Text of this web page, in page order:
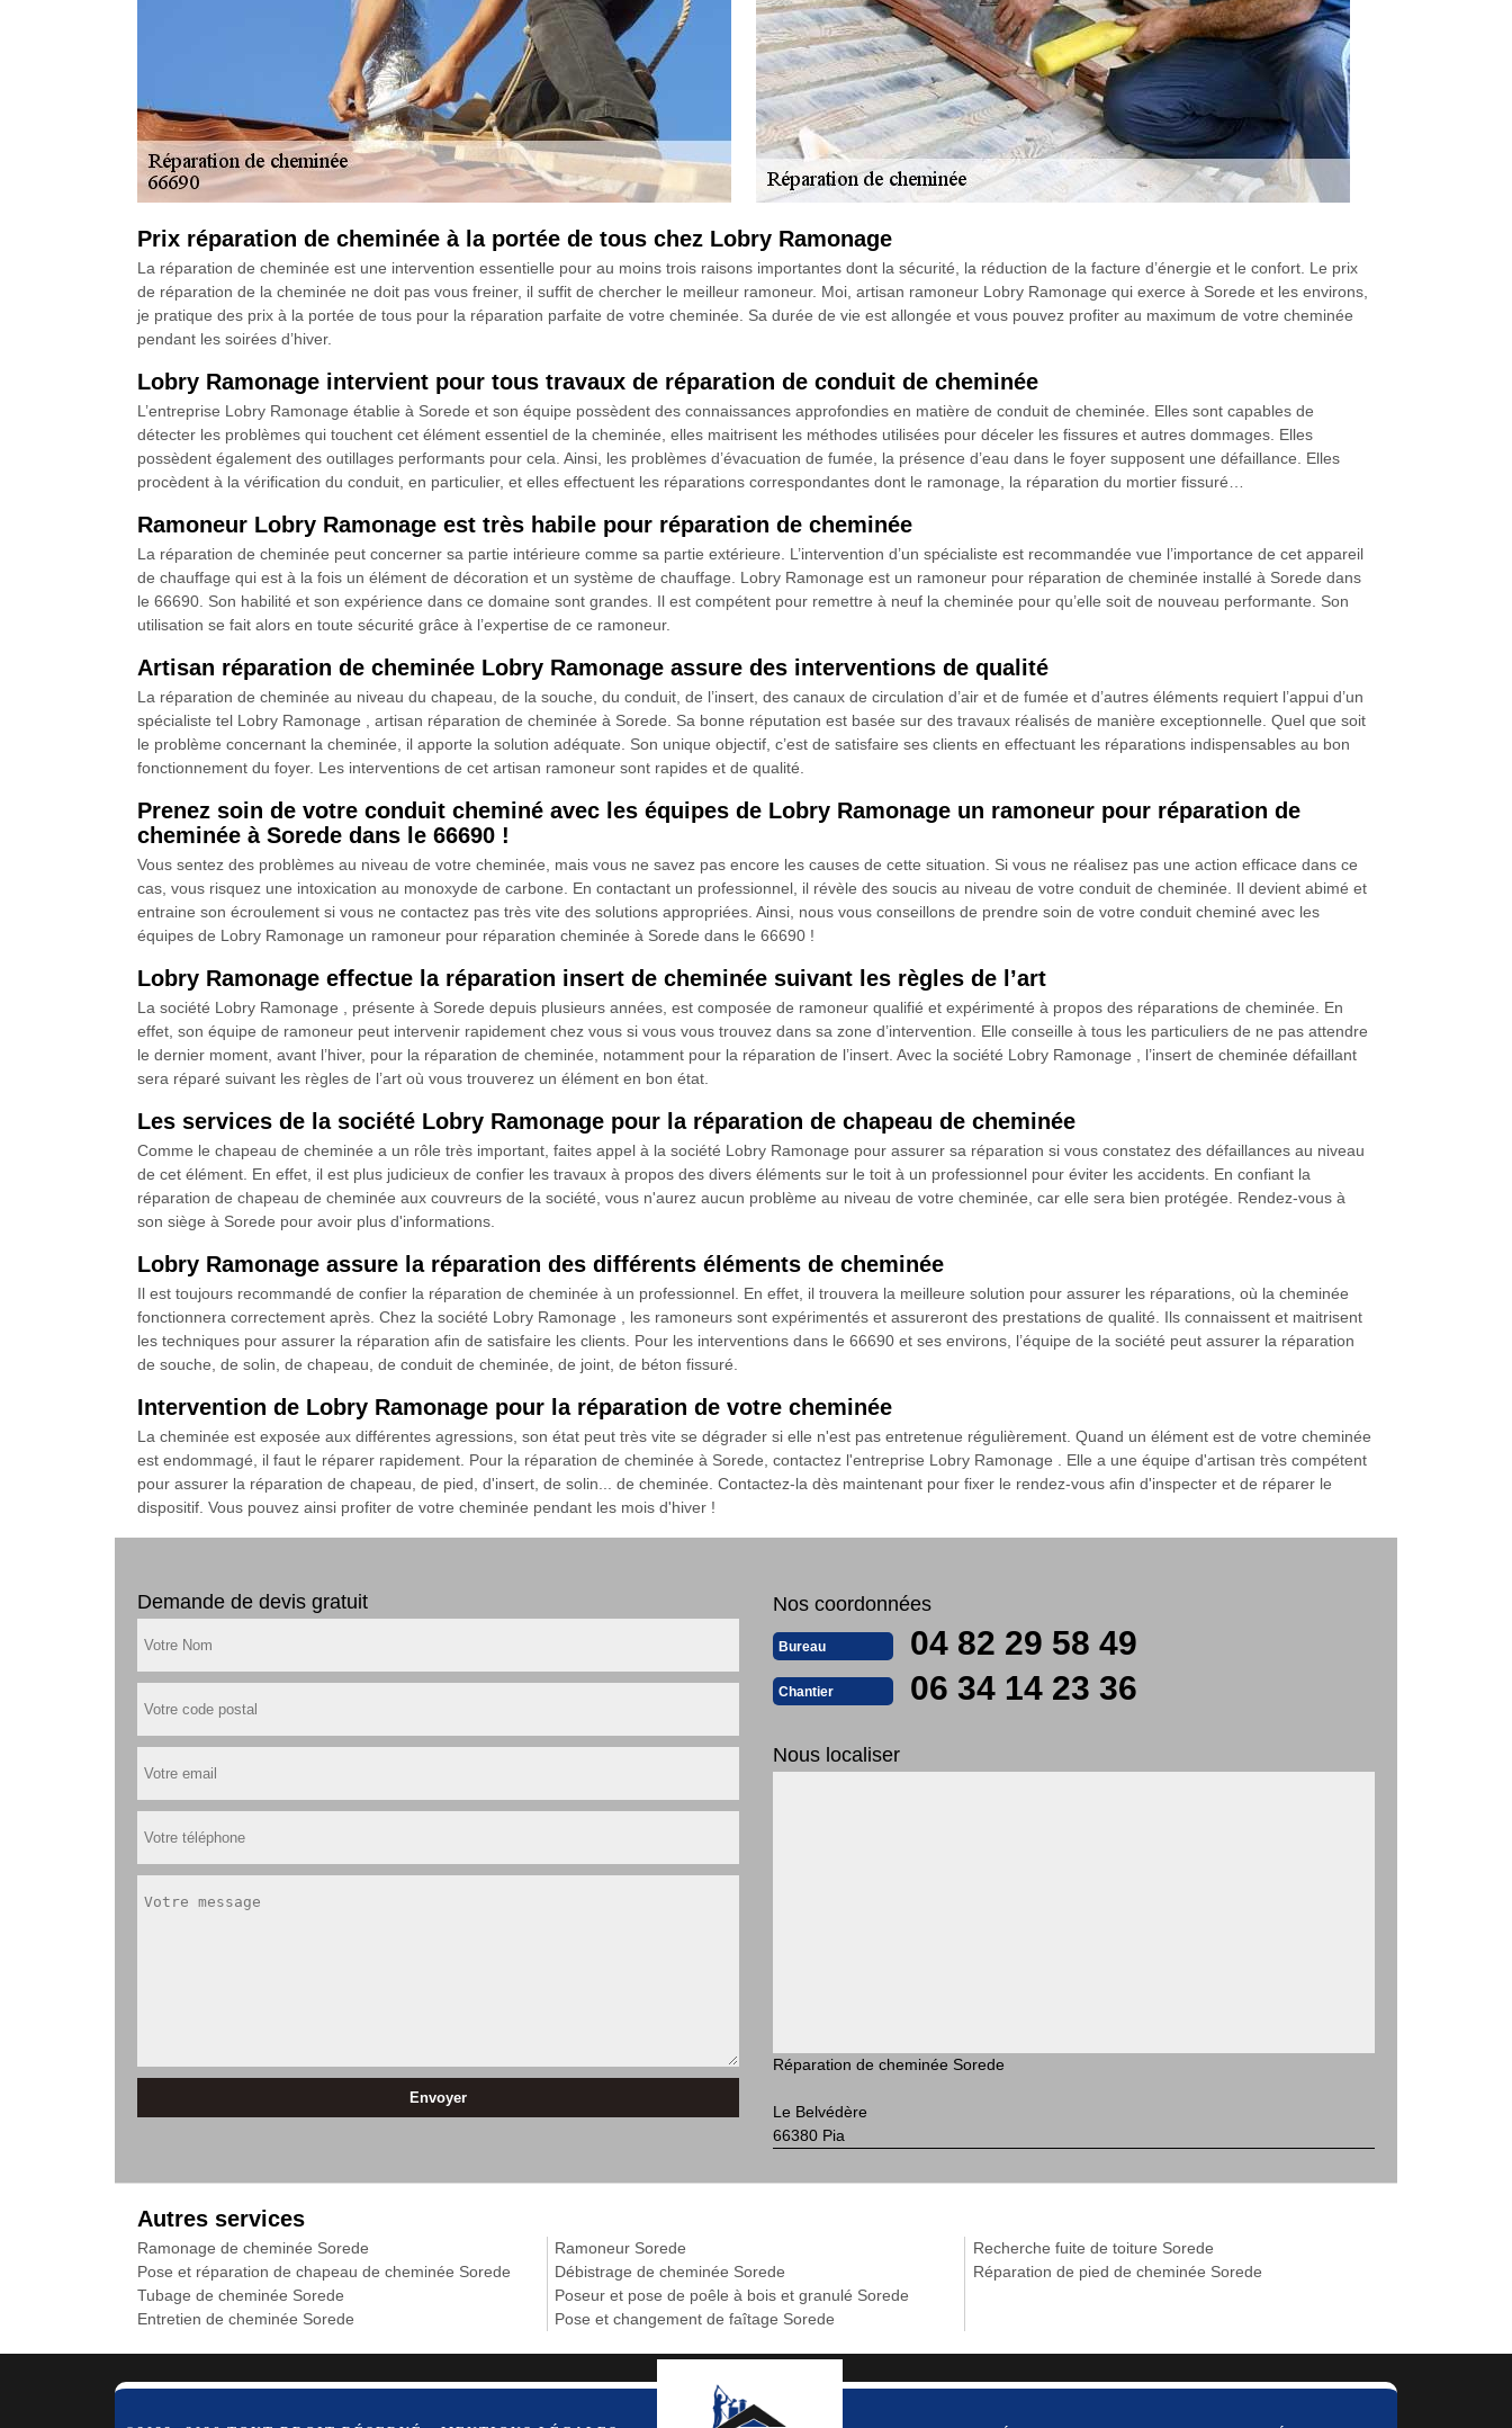
Prix réparation de cheminée à la portée de tous chez Lobry Ramonage
La réparation de cheminée est une intervention essentielle pour au moins trois raisons importantes dont la sécurité, la réduction de la facture d’énergie et le confort. Le prix
de réparation de la cheminée ne doit pas vous freiner, il suffit de chercher le meilleur ramoneur. Moi, artisan ramoneur Lobry Ramonage qui exerce à Sorede et les environs,
je pratique des prix à la portée de tous pour la réparation parfaite de votre cheminée. Sa durée de vie est allongée et vous pouvez profiter au maximum de votre cheminée
pendant les soirées d’hiver.
Lobry Ramonage intervient pour tous travaux de réparation de conduit de cheminée
L’entreprise Lobry Ramonage établie à Sorede et son équipe possèdent des connaissances approfondies en matière de conduit de cheminée. Elles sont capables de
détecter les problèmes qui touchent cet élément essentiel de la cheminée, elles maitrisent les méthodes utilisées pour déceler les fissures et autres dommages. Elles
possèdent également des outillages performants pour cela. Ainsi, les problèmes d’évacuation de fumée, la présence d’eau dans le foyer supposent une défaillance. Elles
procèdent à la vérification du conduit, en particulier, et elles effectuent les réparations correspondantes dont le ramonage, la réparation du mortier fissuré…
Ramoneur Lobry Ramonage est très habile pour réparation de cheminée
La réparation de cheminée peut concerner sa partie intérieure comme sa partie extérieure. L’intervention d’un spécialiste est recommandée vue l’importance de cet appareil
de chauffage qui est à la fois un élément de décoration et un système de chauffage. Lobry Ramonage est un ramoneur pour réparation de cheminée installé à Sorede dans
le 66690. Son habilité et son expérience dans ce domaine sont grandes. Il est compétent pour remettre à neuf la cheminée pour qu’elle soit de nouveau performante. Son
utilisation se fait alors en toute sécurité grâce à l’expertise de ce ramoneur.
Artisan réparation de cheminée Lobry Ramonage assure des interventions de qualité
La réparation de cheminée au niveau du chapeau, de la souche, du conduit, de l’insert, des canaux de circulation d’air et de fumée et d’autres éléments requiert l’appui d’un
spécialiste tel Lobry Ramonage , artisan réparation de cheminée à Sorede. Sa bonne réputation est basée sur des travaux réalisés de manière exceptionnelle. Quel que soit
le problème concernant la cheminée, il apporte la solution adéquate. Son unique objectif, c’est de satisfaire ses clients en effectuant les réparations indispensables au bon
fonctionnement du foyer. Les interventions de cet artisan ramoneur sont rapides et de qualité.
Prenez soin de votre conduit cheminé avec les équipes de Lobry Ramonage un ramoneur pour réparation de
cheminée à Sorede dans le 66690 !
Vous sentez des problèmes au niveau de votre cheminée, mais vous ne savez pas encore les causes de cette situation. Si vous ne réalisez pas une action efficace dans ce
cas, vous risquez une intoxication au monoxyde de carbone. En contactant un professionnel, il révèle des soucis au niveau de votre conduit de cheminée. Il devient abimé et
entraine son écroulement si vous ne contactez pas très vite des solutions appropriées. Ainsi, nous vous conseillons de prendre soin de votre conduit cheminé avec les
équipes de Lobry Ramonage un ramoneur pour réparation cheminée à Sorede dans le 66690 !
Lobry Ramonage effectue la réparation insert de cheminée suivant les règles de l’art
La société Lobry Ramonage , présente à Sorede depuis plusieurs années, est composée de ramoneur qualifié et expérimenté à propos des réparations de cheminée. En
effet, son équipe de ramoneur peut intervenir rapidement chez vous si vous vous trouvez dans sa zone d’intervention. Elle conseille à tous les particuliers de ne pas attendre
le dernier moment, avant l’hiver, pour la réparation de cheminée, notamment pour la réparation de l’insert. Avec la société Lobry Ramonage , l’insert de cheminée défaillant
sera réparé suivant les règles de l’art où vous trouverez un élément en bon état.
Les services de la société Lobry Ramonage pour la réparation de chapeau de cheminée
Comme le chapeau de cheminée a un rôle très important, faites appel à la société Lobry Ramonage pour assurer sa réparation si vous constatez des défaillances au niveau
de cet élément. En effet, il est plus judicieux de confier les travaux à propos des divers éléments sur le toit à un professionnel pour éviter les accidents. En confiant la
réparation de chapeau de cheminée aux couvreurs de la société, vous n'aurez aucun problème au niveau de votre cheminée, car elle sera bien protégée. Rendez-vous à
son siège à Sorede pour avoir plus d'informations.
Lobry Ramonage assure la réparation des différents éléments de cheminée
Il est toujours recommandé de confier la réparation de cheminée à un professionnel. En effet, il trouvera la meilleure solution pour assurer les réparations, où la cheminée
fonctionnera correctement après. Chez la société Lobry Ramonage , les ramoneurs sont expérimentés et assureront des prestations de qualité. Ils connaissent et maitrisent
les techniques pour assurer la réparation afin de satisfaire les clients. Pour les interventions dans le 66690 et ses environs, l’équipe de la société peut assurer la réparation
de souche, de solin, de chapeau, de conduit de cheminée, de joint, de béton fissuré.
Intervention de Lobry Ramonage pour la réparation de votre cheminée
La cheminée est exposée aux différentes agressions, son état peut très vite se dégrader si elle n'est pas entretenue régulièrement. Quand un élément est de votre cheminée
est endommagé, il faut le réparer rapidement. Pour la réparation de cheminée à Sorede, contactez l'entreprise Lobry Ramonage . Elle a une équipe d'artisan très compétent
pour assurer la réparation de chapeau, de pied, d'insert, de solin... de cheminée. Contactez-la dès maintenant pour fixer le rendez-vous afin d'inspecter et de réparer le
dispositif. Vous pouvez ainsi profiter de votre cheminée pendant les mois d'hiver !
Demande de devis gratuit Nos coordonnées
Bureau 04 82 29 58 49
Chantier 06 34 14 23 36
Nous localiser
Réparation de cheminée Sorede
Le Belvédère
66380 Pia
Autres services
Ramonage de cheminée Sorede
Pose et réparation de chapeau de cheminée Sorede
Tubage de cheminée Sorede
Entretien de cheminée Sorede
Ramoneur Sorede
Débistrage de cheminée Sorede
Poseur et pose de poêle à bois et granulé Sorede
Pose et changement de faîtage Sorede
Recherche fuite de toiture Sorede
Réparation de pied de cheminée Sorede